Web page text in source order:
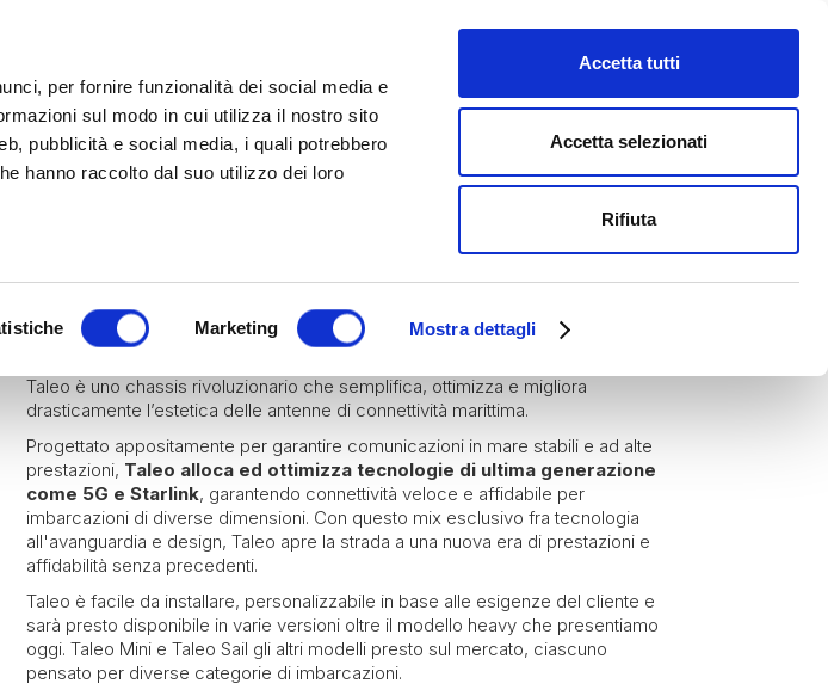
per fornire funzionalità dei social media e
sul modo in cui utilizza il nostro sito
pubblicità e social media, i quali potrebbero
hanno raccolto dal suo utilizzo dei loro
Marketing Mostra dettagli
Accetta tutti
Accetta selezionati
Rifiuta
TALEO
Taleo è uno chassis rivoluzionario che semplifica, ottimizza e migliora
drasticamente l’estetica delle antenne di connettività marittima.
Progettato appositamente per garantire comunicazioni in mare stabili e ad alte
prestazioni, Taleo alloca ed ottimizza tecnologie di ultima generazione
come 5G e Starlink, garantendo connettività veloce e affidabile per
imbarcazioni di diverse dimensioni. Con questo mix esclusivo fra tecnologia
all'avanguardia e design, Taleo apre la strada a una nuova era di prestazioni e
affidabilità senza precedenti.
Taleo è facile da installare, personalizzabile in base alle esigenze del cliente e
sarà presto disponibile in varie versioni oltre il modello heavy che presentiamo
oggi. Taleo Mini e Taleo Sail gli altri modelli presto sul mercato, ciascuno
pensato per diverse categorie di imbarcazioni.